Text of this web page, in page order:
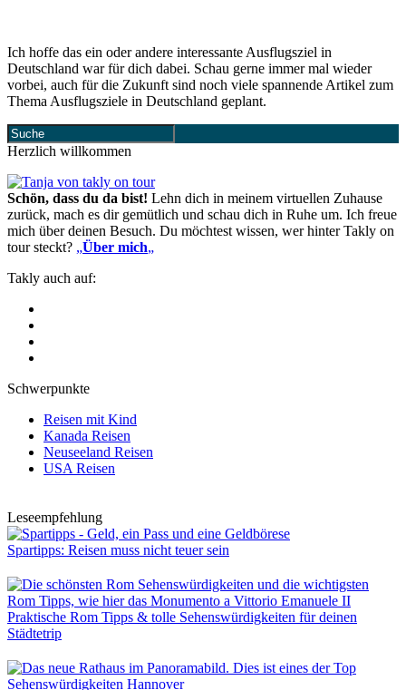
Ich hoffe das ein oder andere interessante Ausflugsziel in
Deutschland war für dich dabei. Schau gerne immer mal wieder
vorbei, auch für die Zukunft sind noch viele spannende Artikel zum
Thema Ausflugsziele in Deutschland geplant.
Herzlich willkommen
Schön, dass du da bist! Lehn dich in meinem virtuellen Zuhause
zurück, mach es dir gemütlich und schau dich in Ruhe um. Ich freue
mich über deinen Besuch. Du möchtest wissen, wer hinter Takly on
tour steckt? „Über mich„
Takly auch auf:
Schwerpunkte
Reisen mit Kind
Kanada Reisen
Neuseeland Reisen
USA Reisen
Leseempfehlung
Spartipps: Reisen muss nicht teuer sein
Praktische Rom Tipps & tolle Sehenswürdigkeiten für deinen
Städtetrip